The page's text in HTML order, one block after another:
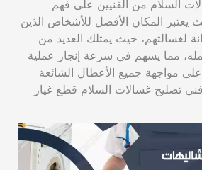
السلام من الفنيين على فهم
يعتبر المكان الأفضل للأشخاص الذين
لغسالتهم، حيث يمتلك العديد من
مما يسهم في سرعة إنجاز عملية
على مواجهة جميع الأعطال الشائعة
تصليح غسالات السلام قطع غيار